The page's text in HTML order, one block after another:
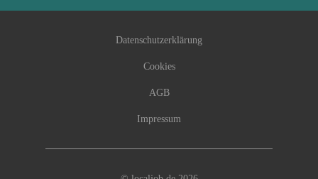
Beraterfinder
Datenschutzerklärung
Cookies
AGB
Impressum